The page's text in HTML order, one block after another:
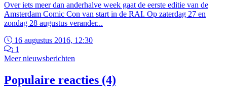
Over iets meer dan anderhalve week gaat de eerste editie van de
Amsterdam Comic Con van start in de RAI. Op zaterdag 27 en
zondag 28 augustus verander...
16 augustus 2016, 12:30
1
Meer nieuwsberichten
Populaire reacties (4)